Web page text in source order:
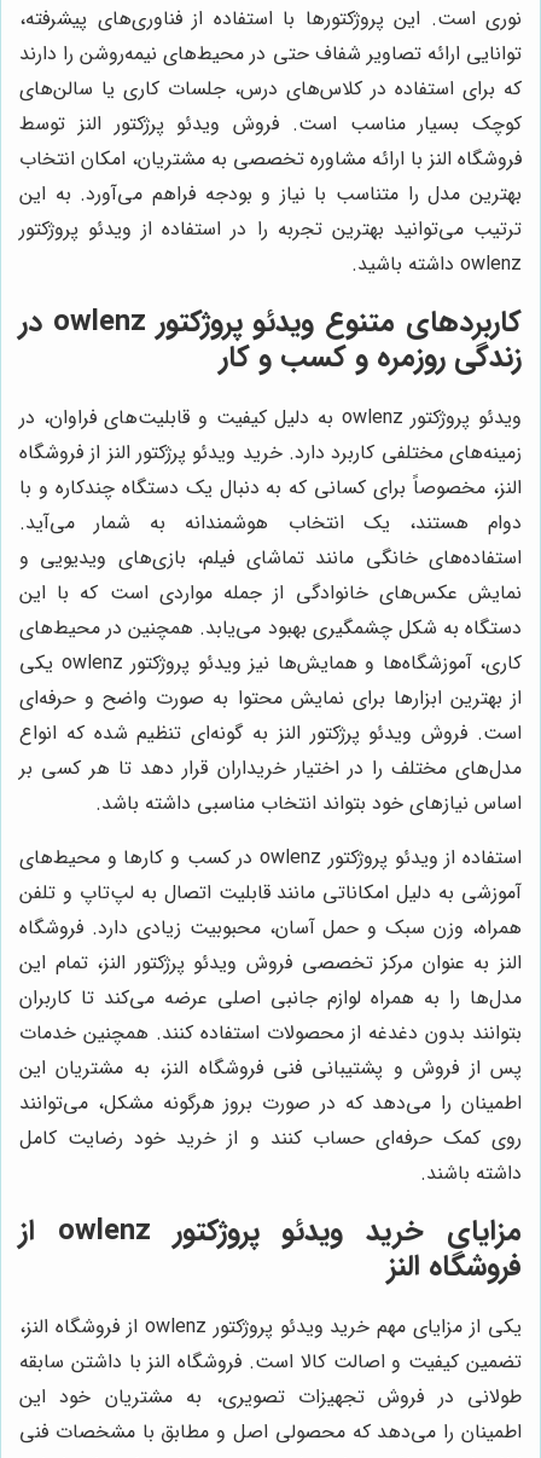
نوری است. این پروژکتورها با استفاده از فناوری‌های پیشرفته،
توانایی ارائه تصاویر شفاف حتی در محیط‌های نیمه‌روشن را دارند
که برای استفاده در کلاس‌های درس، جلسات کاری یا سالن‌های
کوچک بسیار مناسب است. فروش ویدئو پرژکتور النز توسط
فروشگاه النز با ارائه مشاوره تخصصی به مشتریان، امکان انتخاب
بهترین مدل را متناسب با نیاز و بودجه فراهم می‌آورد. به این
ترتیب می‌توانید بهترین تجربه را در استفاده از ویدئو پروژکتور
owlenz داشته باشید.
کاربردهای متنوع ویدئو پروژکتور owlenz در
زندگی روزمره و کسب و کار
ویدئو پروژکتور owlenz به دلیل کیفیت و قابلیت‌های فراوان، در
زمینه‌های مختلفی کاربرد دارد. خرید ویدئو پرژکتور النز از فروشگاه
النز، مخصوصاً برای کسانی که به دنبال یک دستگاه چندکاره و با
دوام هستند، یک انتخاب هوشمندانه به شمار می‌آید.
استفاده‌های خانگی مانند تماشای فیلم، بازی‌های ویدیویی و
نمایش عکس‌های خانوادگی از جمله مواردی است که با این
دستگاه به شکل چشمگیری بهبود می‌یابد. همچنین در محیط‌های
کاری، آموزشگاه‌ها و همایش‌ها نیز ویدئو پروژکتور owlenz یکی
از بهترین ابزارها برای نمایش محتوا به صورت واضح و حرفه‌ای
است. فروش ویدئو پرژکتور النز به گونه‌ای تنظیم شده که انواع
مدل‌های مختلف را در اختیار خریداران قرار دهد تا هر کسی بر
اساس نیازهای خود بتواند انتخاب مناسبی داشته باشد.
استفاده از ویدئو پروژکتور owlenz در کسب و کارها و محیط‌های
آموزشی به دلیل امکاناتی مانند قابلیت اتصال به لپ‌تاپ و تلفن
همراه، وزن سبک و حمل آسان، محبوبیت زیادی دارد. فروشگاه
النز به عنوان مرکز تخصصی فروش ویدئو پرژکتور النز، تمام این
مدل‌ها را به همراه لوازم جانبی اصلی عرضه می‌کند تا کاربران
بتوانند بدون دغدغه از محصولات استفاده کنند. همچنین خدمات
پس از فروش و پشتیبانی فنی فروشگاه النز، به مشتریان این
اطمینان را می‌دهد که در صورت بروز هرگونه مشکل، می‌توانند
روی کمک حرفه‌ای حساب کنند و از خرید خود رضایت کامل
داشته باشند.
مزایای خرید ویدئو پروژکتور owlenz از
فروشگاه النز
یکی از مزایای مهم خرید ویدئو پروژکتور owlenz از فروشگاه النز،
تضمین کیفیت و اصالت کالا است. فروشگاه النز با داشتن سابقه
طولانی در فروش تجهیزات تصویری، به مشتریان خود این
اطمینان را می‌دهد که محصولی اصل و مطابق با مشخصات فنی